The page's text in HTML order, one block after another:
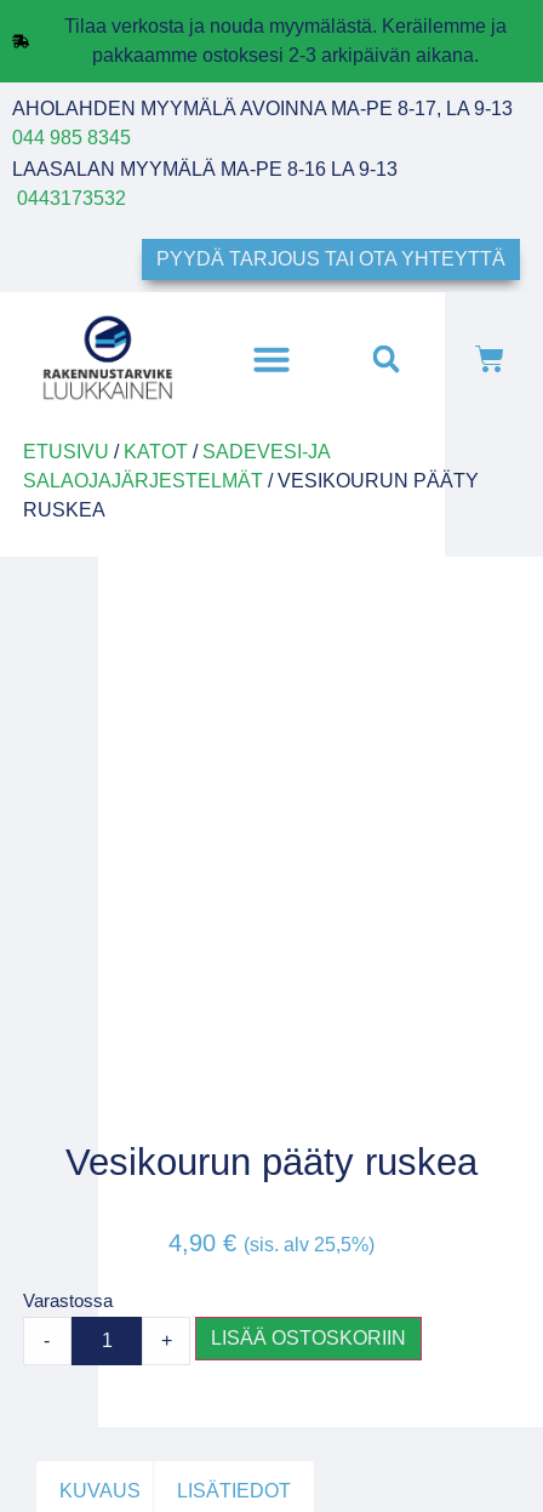
Tilaa verkosta ja nouda myymälästä. Keräilemme ja
pakkaamme ostoksesi 2-3 arkipäivän aikana.
AHOLAHDEN MYYMÄLÄ AVOINNA MA-PE 8-17, LA 9-13
044 985 8345
LAASALAN MYYMÄLÄ MA-PE 8-16 LA 9-13
0443173532
PYYDÄ TARJOUS TAI OTA YHTEYTTÄ
ETUSIVU / KATOT/ SADEVESI-JA
SALAOJAJÄRJESTELMÄT/ VESIKOURUN PÄÄTY
RUSKEA
Vesikourun pääty ruskea
4,90 € (sis. alv 25,5%)
Varastossa
- + LISÄÄ OSTOSKORIIN
KUVAUS LISÄTIEDOT